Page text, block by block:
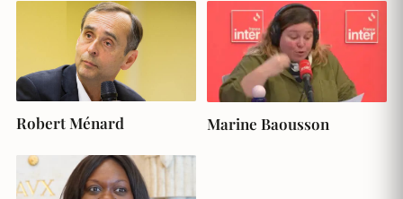
Robert Ménard Marine Baousson